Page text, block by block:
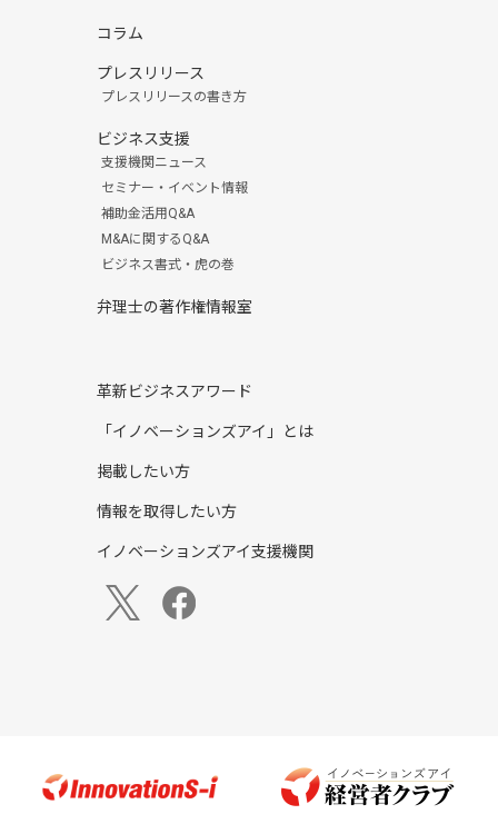
コラム
プレスリリース
プレスリリースの書き方
ビジネス支援
支援機関ニュース
セミナー・イベント情報
補助金活用Q&A
M&Aに関するQ&A
ビジネス書式・虎の巻
弁理士の著作権情報室
革新ビジネスアワード
「イノベーションズアイ」とは
掲載したい方
情報を取得したい方
イノベーションズアイ支援機関